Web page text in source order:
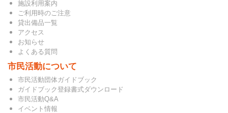
施設利用案内
ご利用時のご注意
貸出備品一覧
アクセス
お知らせ
よくある質問
市民活動について
市民活動団体ガイドブック
ガイドブック登録書式ダウンロード
市民活動Q&A
イベント情報